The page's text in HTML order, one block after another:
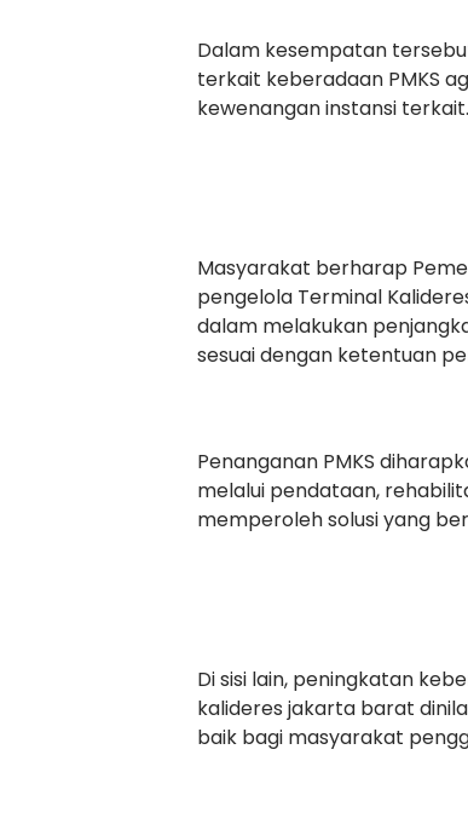
Dalam kesempatan
terkait keberadaan PMKS
kewenangan instansi terkait.
Masyarakat berharap
pengelola Terminal
dalam melakukan
sesuai dengan ketentuan
Penanganan PMKS
melalui pendataan,
memperoleh solusi yang
Di sisi lain, peningkatan
kalideres jakarta barat
baik bagi masyarakat